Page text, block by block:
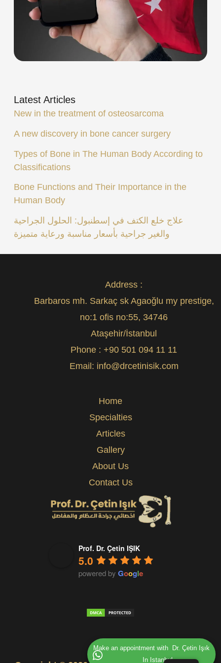
Latest Articles
New in the treatment of osteosarcoma
A new discovery in bone cancer surgery
Types of Bone in The Human Body According to
Classifications
Bone Functions and Their Importance in the
Human Body
علاج خلع الكتف في إسطنبول: الحلول الجراحية
والغير جراحية بأسعار مناسبة ورعاية متميزة
Address :
Barbaros mh. Sarkaç sk Agaoğlu my prestige,
no:1 ofis no:55, 34746
Ataşehir/İstanbul
Phone : +90 501 094 11 11
Email: info@drcetinisik.com
Home
Specialties
Articles
Gallery
About Us
Contact Us
Prof. Dr. Çetin IŞIK
5.0
powered by Google
Make an appointment with  Dr. Çetin Işık
In Istanbul